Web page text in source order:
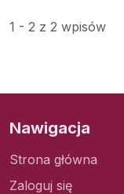
1 - 2 z 2 wpisów
Nawigacja
Strona główna
Zaloguj się